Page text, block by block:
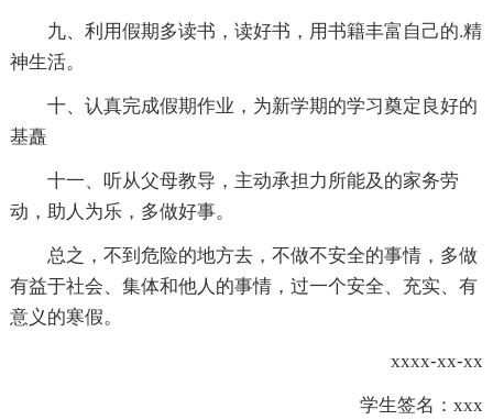
九、利用假期多读书，读好书，用书籍丰富自己的.精
神生活。
十、认真完成假期作业，为新学期的学习奠定良好的
基矗
十一、听从父母教导，主动承担力所能及的家务劳
动，助人为乐，多做好事。
总之，不到危险的地方去，不做不安全的事情，多做
有益于社会、集体和他人的事情，过一个安全、充实、有
意义的寒假。
xxxx-xx-xx
学生签名：xxx